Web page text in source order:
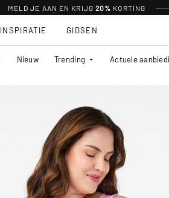
MELD JE AAN EN KRIJG 20% KORTING
Nieuw Trending Actuele
INSPIRATIE GIDSEN